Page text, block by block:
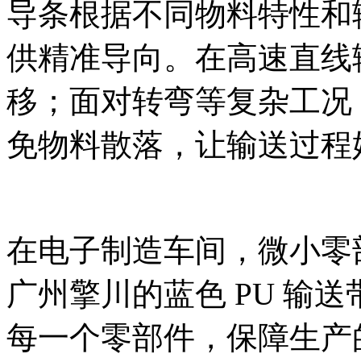
导条根据不同物料特性
供精准导向。在高速直
移；面对转弯等复杂工
免物料散落，让输送过
在电子制造车间，微小
广州擎川的蓝色 PU 输
每一个零部件，保障生